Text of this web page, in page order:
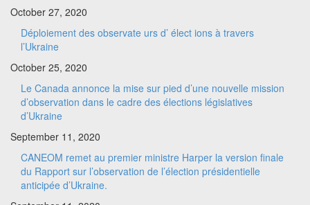
October 27, 2020
Déploiement des observate urs d’ élect ions à travers
l’Ukraine
October 25, 2020
Le Canada annonce la mise sur pied d’une nouvelle mission
d’observation dans le cadre des élections législatives
d’Ukraine
September 11, 2020
CANEOM remet au premier ministre Harper la version finale
du Rapport sur l’observation de l’élection présidentielle
anticipée d’Ukraine.